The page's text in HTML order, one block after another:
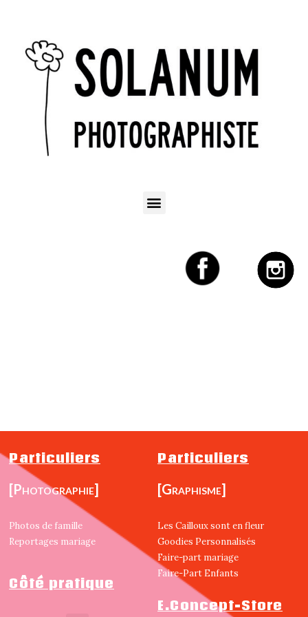
Particuliers
[Photographie]
Photos de famille
Reportages mariage
Côté pratique
Particuliers
[Graphisme]
Les Cailloux sont en fleur
Goodies Personnalisés
Faire-part mariage
Faire-Part Enfants
E.Concept-Store